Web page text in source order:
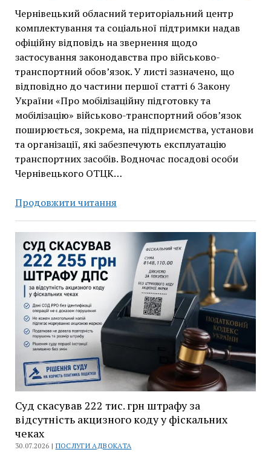
Чернівецький обласний територіальний центр
комплектування та соціальної підтримки надав
офіційну відповідь на звернення щодо
застосування законодавства про військово-
транспортний обов’язок. У листі зазначено, що
відповідно до частини першої статті 6 Закону
України «Про мобілізаційну підготовку та
мобілізацію» військово-транспортний обов’язок
поширюється, зокрема, на підприємства, установи
та організації, які забезпечують експлуатацію
транспортних засобів. Водночас посадові особи
Чернівецького ОТЦК…
Продовжити читанняТЦК
області:
підприємства
без
транспортних
засобів
не
зобов’язані
подавати
них
Суд скасував 222 тис. грн штрафу за
відсутність акцизного коду у фіскальних
чеках
30.07.2026 | ПОСЛУГИ АДВОКАТА